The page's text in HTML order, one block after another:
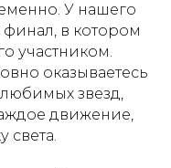
У нашего
в котором
участником.
оказываетесь
любимых звезд,
движение,
света.